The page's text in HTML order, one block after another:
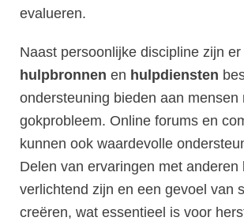
evalueren.
Naast persoonlijke discipline zijn er
hulpbronnen en hulpdiensten
ondersteuning bieden aan mensen
gokprobleem. Online forums en
kunnen ook waardevolle
Delen van ervaringen met anderen
verlichtend zijn en een gevoel van
creëren, wat essentieel is voor